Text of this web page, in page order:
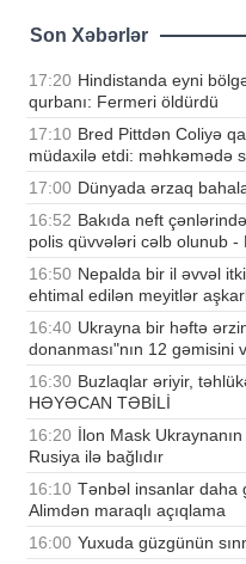
Son Xəbərlər
17:20 Hindistanda eyni
qurbanı: Fermeri öldürdü
17:10 Bred Pittdən Coliyə
müdaxilə etdi: məhkəmədə
17:00 Dünyada ərzaq
16:52 Bakıda neft
polis qüvvələri cəlb olunub -
16:50 Nepalda bir il əvvəl
ehtimal edilən meyitlər
16:40 Ukrayna bir həftə
donanması"nın 12 gəmisini
16:30 Buzlaqlar əriyir,
HƏYƏCAN TƏBİLİ
16:20 İlon Mask
Rusiya ilə bağlıdır
16:10 Tənbəl insanlar daha
Alimdən maraqlı açıqlama
16:00 Yuxuda güzgünün